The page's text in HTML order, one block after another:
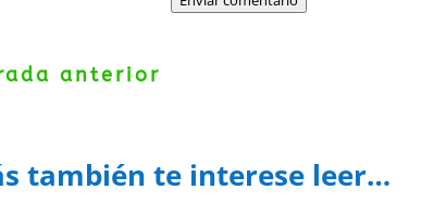
anterior
también te interese leer…